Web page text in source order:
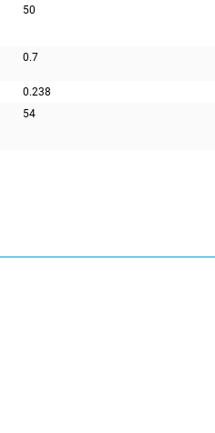
50
0.7
0.238
54